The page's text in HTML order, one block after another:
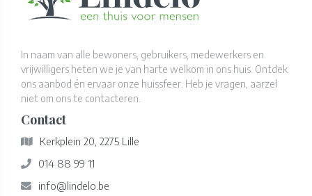
In naam van alle bewoners, gebruikers, medewerkers en
vrijwilligers heten we je van harte welkom in ons huis. Ontdek
ons aanbod én ervaar onze huissfeer. Heb je vragen, aarzel
niet om ons te contacteren.
Contact
Kerkplein 20, 2275 Lille
014 88 99 11
info@lindelo.be